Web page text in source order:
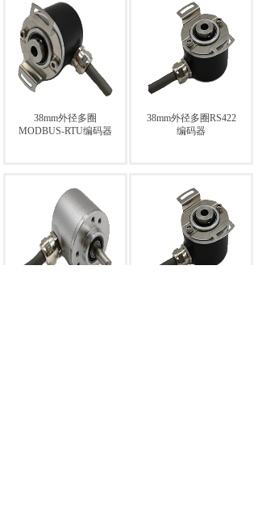
38mm外径多圈
MODBUS-RTU编码器
38mm外径多圈RS422
编码器